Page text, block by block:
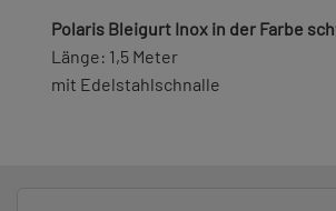
Polaris Bleigurt Inox in der Farbe
Länge: 1,5 Meter
mit Edelstahlschnalle